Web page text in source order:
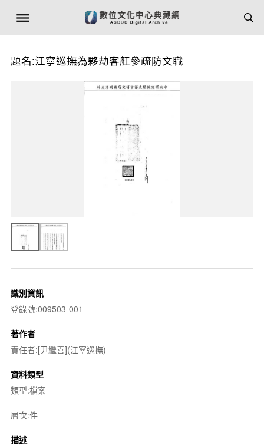
題名:江寧巡撫為夥劫客舡參疏防文職
識別資訊
登錄號:009503-001
著作者
責任者:[尹繼善](江寧巡撫)
資料類型
類型:檔案
層次:件
描述